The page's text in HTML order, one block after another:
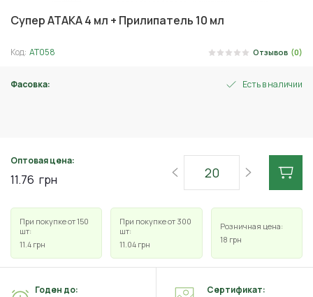
Супер АТАКА 4 мл + Прилипатель 10 мл
Код: АТ058 Отзывов (0)
Фасовка: Есть в наличии
Оптовая цена:
11.76 грн
При покупке от 150
шт:
11.4 грн
При покупке от 300
шт:
11.04 грн
Розничная цена:
18 грн
Годен до:
Сертификат: